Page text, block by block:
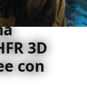
3D
con